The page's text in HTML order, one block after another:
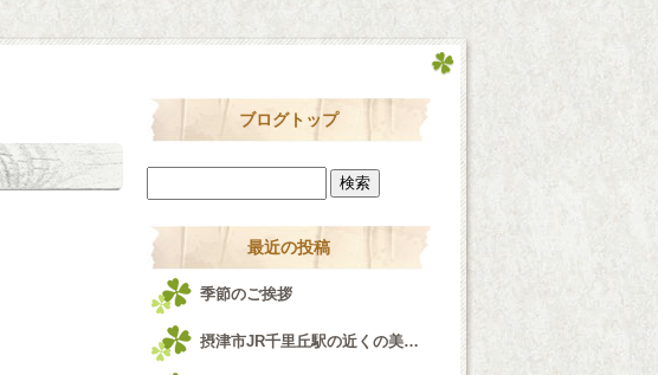
ブログトップ
最近の投稿
季節のご挨拶
摂津市JR千里丘駅の近くの美容室airfeel千里丘店♪